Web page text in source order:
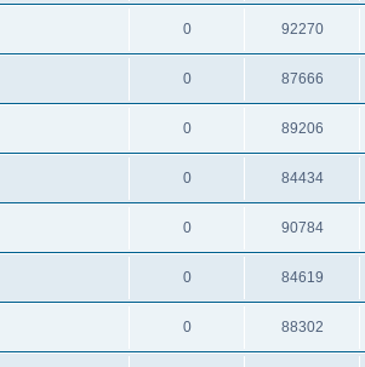
0 92270
0 87666
0 89206
0 84434
0 90784
0 84619
0 88302